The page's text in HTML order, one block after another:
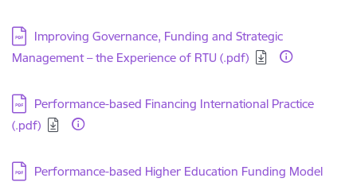
Lejupielādēt:
Improving Governance, Funding and Strategic
Management – the Experience of RTU (.pdf)
Lejupielādēt:
Performance-based Financing International Practice
(.pdf)
Lejupielādēt:
Performance-based Higher Education Funding Model